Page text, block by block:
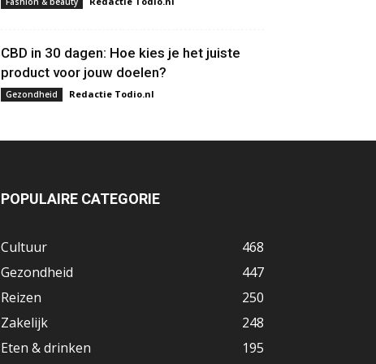
CBD in 30 dagen: Hoe kies je het juiste
product voor jouw doelen?
Gezondheid Redactie Todio.nl
POPULAIRE CATEGORIE
Cultuur
468
Gezondheid
447
Reizen
250
Zakelijk
248
Eten & drinken
195